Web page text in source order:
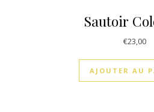
Sautoir
€23,00
AJOUTER AU